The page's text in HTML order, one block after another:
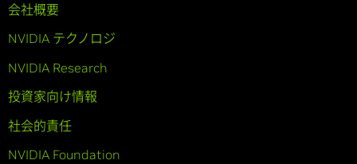
会社概要
NVIDIA テクノロジ
NVIDIA Research
投資家向け情報
社会的責任
NVIDIA Foundation